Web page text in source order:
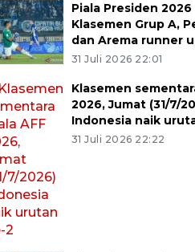
Piala Presiden 2026
Klasemen Grup A,
dan Arema runner
31 Juli 2026 22:01
Klasemen
2026, Jumat (31/7/
Indonesia naik
31 Juli 2026 22:22